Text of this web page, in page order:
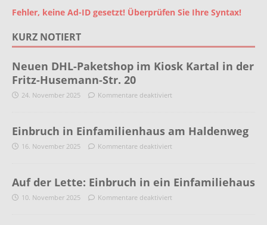
Fehler, keine Ad-ID gesetzt! Überprüfen Sie Ihre Syntax!
KURZ NOTIERT
Neuen DHL-Paketshop im Kiosk Kartal in der
Fritz-Husemann-Str. 20
24. November 2025 Kommentare deaktiviert
Einbruch in Einfamilienhaus am Haldenweg
16. November 2025 Kommentare deaktiviert
Auf der Lette: Einbruch in ein Einfamiliehaus
10. November 2025 Kommentare deaktiviert